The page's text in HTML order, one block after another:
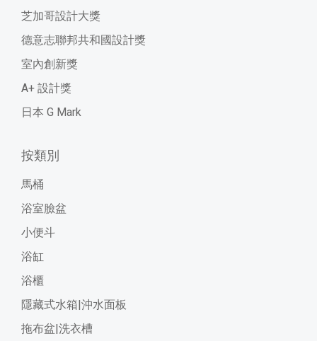
芝加哥設計大獎
德意志聯邦共和國設計獎
室內創新獎
A+ 設計獎
日本 G Mark
按類別
馬桶
浴室臉盆
小便斗
浴缸
浴櫃
隱藏式水箱|沖水面板
拖布盆|洗衣槽